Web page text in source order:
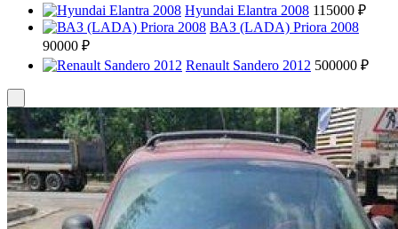
Hyundai Elantra 2008 115000 ₽
ВАЗ (LADA) Priora 2008
90000 ₽
Renault Sandero 2012 500000 ₽